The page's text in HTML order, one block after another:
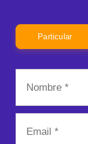
Particular